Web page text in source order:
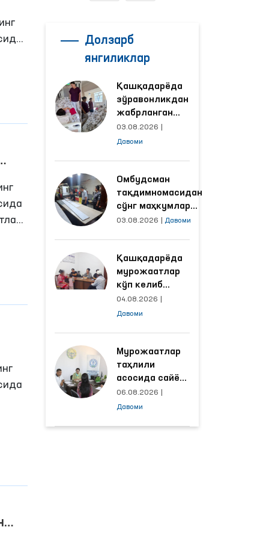
Долзарб
янгиликлар
Қашқадарёда
зўравонликдан
жабрланган
аёлнинг ҳолати
Омбудсман
03.08.2026
Давоми
Омбудсман
тақдимномасидан
сўнг маҳкумлар
меҳнат қилаётган
яхшиланди
03.08.2026 Давоми
Қашқадарёда
мурожаатлар
кўп келиб
тушаётган
ҳудудлар
ишлаш йўлга
қўйилди
04.08.2026
Давоми
Мурожаатлар
таҳлили
асосида сайёр
қабул
ўтказиладиган
06.08.2026
Давоми